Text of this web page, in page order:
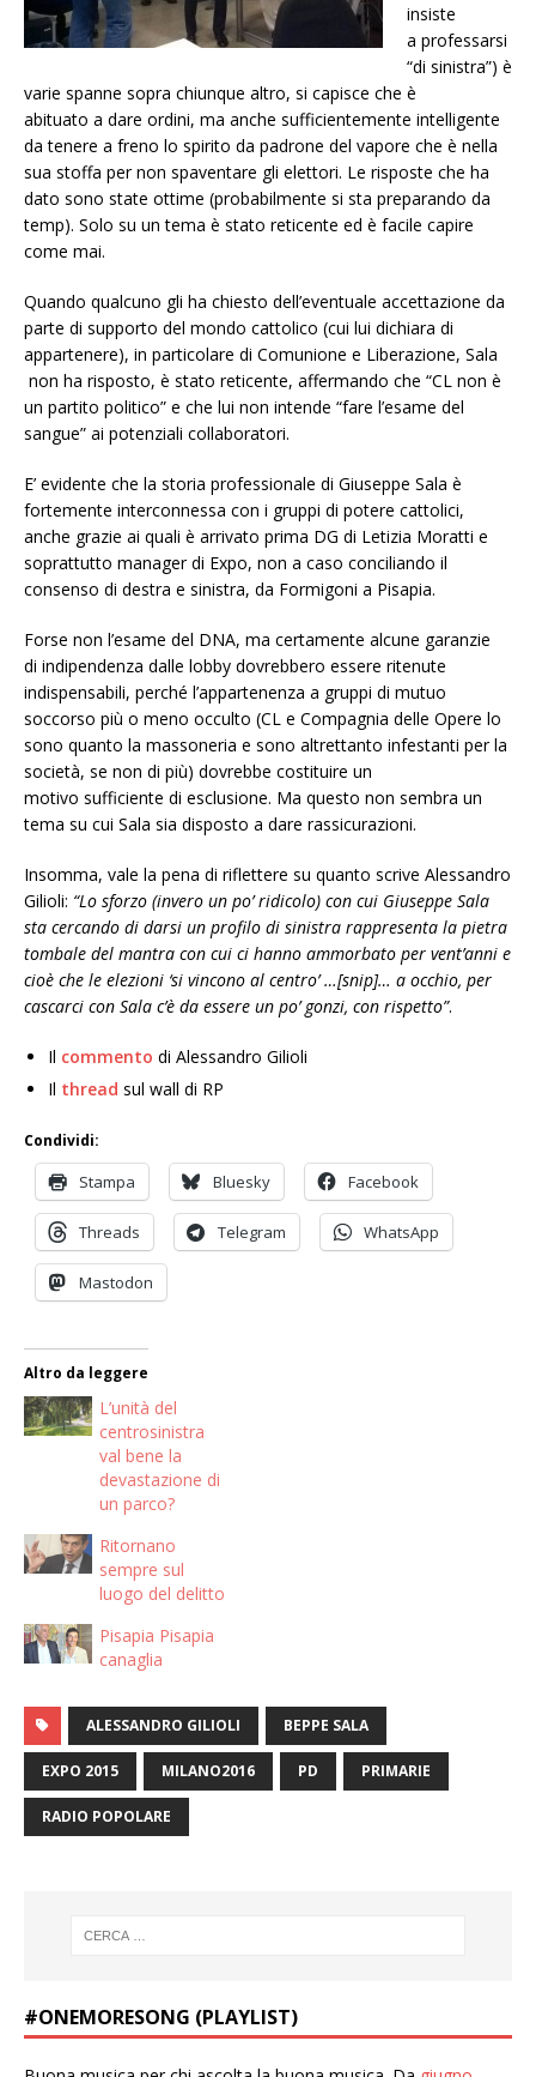
insiste
a professarsi
“di sinistra”) è
varie spanne sopra chiunque altro, si capisce che è
abituato a dare ordini, ma anche sufficientemente intelligente
da tenere a freno lo spirito da padrone del vapore che è nella
sua stoffa per non spaventare gli elettori. Le risposte che ha
dato sono state ottime (probabilmente si sta preparando da
temp). Solo su un tema è stato reticente ed è facile capire
come mai.
Quando qualcuno gli ha chiesto dell’eventuale accettazione da
parte di supporto del mondo cattolico (cui lui dichiara di
appartenere), in particolare di Comunione e Liberazione, Sala
non ha risposto, è stato reticente, affermando che “CL non è
un partito politico” e che lui non intende “fare l’esame del
sangue” ai potenziali collaboratori.
E’ evidente che la storia professionale di Giuseppe Sala è
fortemente interconnessa con i gruppi di potere cattolici,
anche grazie ai quali è arrivato prima DG di Letizia Moratti e
soprattutto manager di Expo, non a caso conciliando il
consenso di destra e sinistra, da Formigoni a Pisapia.
Forse non l’esame del DNA, ma certamente alcune garanzie
di indipendenza dalle lobby dovrebbero essere ritenute
indispensabili, perché l’appartenenza a gruppi di mutuo
soccorso più o meno occulto (CL e Compagnia delle Opere lo
sono quanto la massoneria e sono altrettanto infestanti per la
società, se non di più) dovrebbe costituire un
motivo sufficiente di esclusione. Ma questo non sembra un
tema su cui Sala sia disposto a dare rassicurazioni.
Insomma, vale la pena di riflettere su quanto scrive Alessandro
Gilioli: “Lo sforzo (invero un po’ ridicolo) con cui Giuseppe Sala
sta cercando di darsi un profilo di sinistra rappresenta la pietra
tombale del mantra con cui ci hanno ammorbato per vent’anni e
cioè che le elezioni ‘si vincono al centro’ …[snip]… a occhio, per
cascarci con Sala c’è da essere un po’ gonzi, con rispetto”.
Il commento di Alessandro Gilioli
Il thread sul wall di RP
Condividi:
Stampa Bluesky Facebook
Threads Telegram WhatsApp
Mastodon
Altro da leggere
L’unità del
centrosinistra
val bene la
devastazione di
un parco?
Ritornano
sempre sul
luogo del delitto
Pisapia Pisapia
canaglia
ALESSANDRO GILIOLI BEPPE SALA
EXPO 2015 MILANO2016 PD PRIMARIE
RADIO POPOLARE
#ONEMORESONG (PLAYLIST)